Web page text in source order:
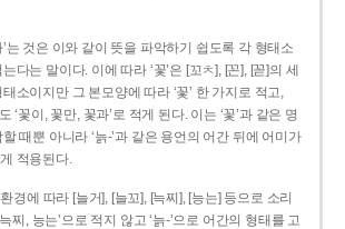
는 것은 이와 같이 뜻을 파악하기 쉽도록 각 형태소
다는 말이다. 이에 따라 ‘꽃’은 [꼬ㅊ], [꼰], [꼳]의 세
소이지만 그 본모양에 따라 ‘꽃’ 한 가지로 적고,
‘꽃이, 꽃만, 꽃과’로 적게 된다. 이는 ‘꽃’과 같은 명
때뿐 아니라 ‘늙-’과 같은 용언의 어간 뒤에 어미가
적용된다.
경에 따라 [늘거], [늘꼬], [늑찌], [능는] 등으로 소리
찌, 능는’으로 적지 않고 ‘늙-’으로 어간의 형태를 고